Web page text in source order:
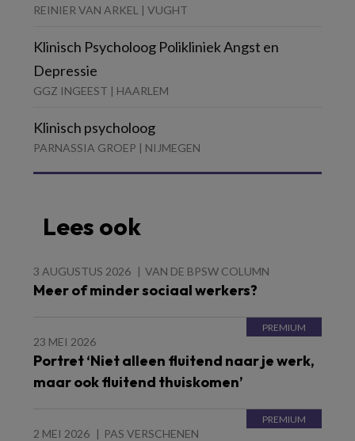
REINIER VAN ARKEL | VUGHT
Klinisch Psycholoog Polikliniek Angst en
Depressie
GGZ INGEEST | HAARLEM
Klinisch psycholoog
PARNASSIA GROEP | NIJMEGEN
Lees ook
3 AUGUSTUS 2026 VAN DE BPSW COLUMN
Meer of minder sociaal werkers?
23 MEI 2026
Portret ‘Niet alleen fluitend naar je werk,
maar ook fluitend thuiskomen’
2 MEI 2026 PAS VERSCHENEN